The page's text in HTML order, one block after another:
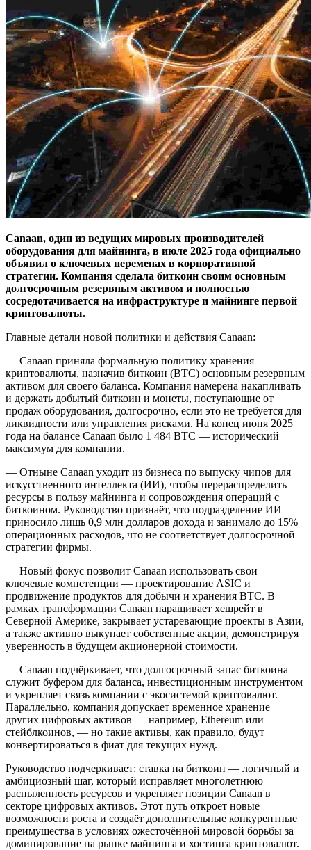
Canaan, один из ведущих мировых производителей
оборудования для майнинга, в июле 2025 года официально
объявил о ключевых переменах в корпоративной
стратегии. Компания сделала биткоин своим основным
долгосрочным резервным активом и полностью
сосредотачивается на инфраструктуре и майнинге первой
криптовалюты.
Главные детали новой политики и действия Canaan:
— Canaan приняла формальную политику хранения
криптовалюты, назначив биткоин (BTC) основным резервным
активом для своего баланса. Компания намерена накапливать
и держать добытый биткоин и монеты, поступающие от
продаж оборудования, долгосрочно, если это не требуется для
ликвидности или управления рисками. На конец июня 2025
года на балансе Canaan было 1 484 BTC — исторический
максимум для компании.
— Отныне Canaan уходит из бизнеса по выпуску чипов для
искусственного интеллекта (ИИ), чтобы перераспределить
ресурсы в пользу майнинга и сопровождения операций с
биткоином. Руководство признаёт, что подразделение ИИ
приносило лишь 0,9 млн долларов дохода и занимало до 15%
операционных расходов, что не соответствует долгосрочной
стратегии фирмы.
— Новый фокус позволит Canaan использовать свои
ключевые компетенции — проектирование ASIC и
продвижение продуктов для добычи и хранения BTC. В
рамках трансформации Canaan наращивает хешрейт в
Северной Америке, закрывает устаревающие проекты в Азии,
а также активно выкупает собственные акции, демонстрируя
уверенность в будущем акционерной стоимости.
— Canaan подчёркивает, что долгосрочный запас биткоина
служит буфером для баланса, инвестиционным инструментом
и укрепляет связь компании с экосистемой криптовалют.
Параллельно, компания допускает временное хранение
других цифровых активов — например, Ethereum или
стейблкоинов, — но такие активы, как правило, будут
конвертироваться в фиат для текущих нужд.
Руководство подчеркивает: ставка на биткоин — логичный и
амбициозный шаг, который исправляет многолетнюю
распыленность ресурсов и укрепляет позиции Canaan в
секторе цифровых активов. Этот путь откроет новые
возможности роста и создаёт дополнительные конкурентные
преимущества в условиях ожесточённой мировой борьбы за
доминирование на рынке майнинга и хостинга криптовалют.